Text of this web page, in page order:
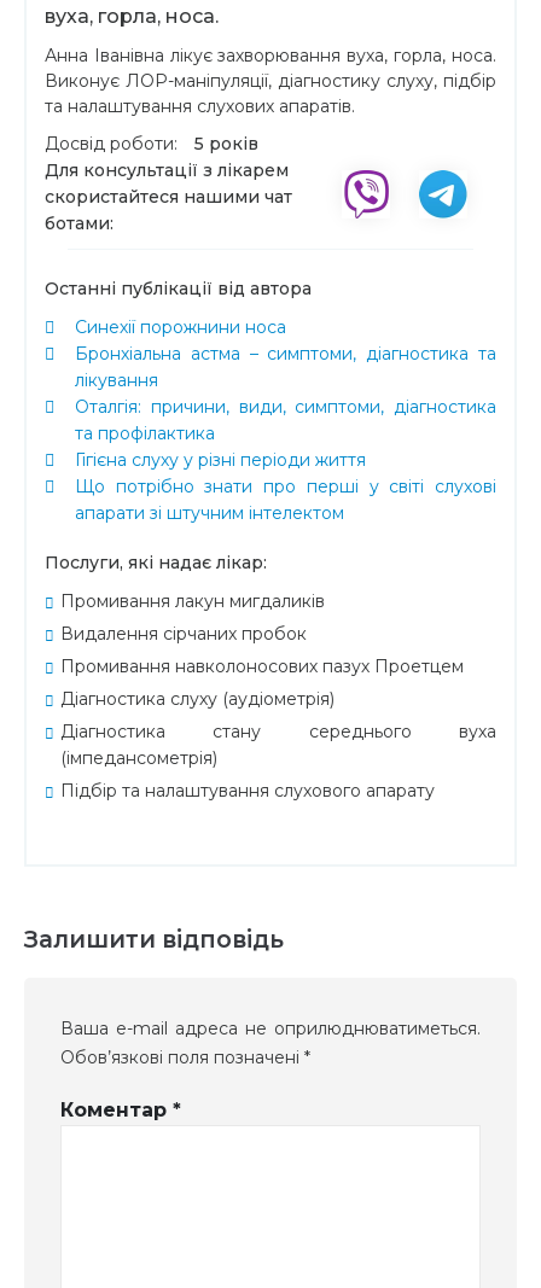
вуха, горла, носа.
Анна Іванівна лікує захворювання вуха, горла, носа.
Виконує ЛОР-маніпуляції, діагностику слуху, підбір
та налаштування слухових апаратів.
Досвід роботи:
5 років
Для консультації з лікарем
скористайтеся нашими чат
ботами:
Останні публікації від автора
Синехії порожнини носа
Бронхіальна астма – симптоми, діагностика та
лікування
Оталгія: причини, види, симптоми, діагностика
та профілактика
Гігієна слуху у різні періоди життя
Що потрібно знати про перші у світі слухові
апарати зі штучним інтелектом
Послуги, які надає лікар:
Промивання лакун мигдаликів
Видалення сірчаних пробок
Промивання навколоносових пазух Проетцем
Діагностика слуху (аудіометрія)
Діагностика стану середнього вуха
(імпедансометрія)
Підбір та налаштування слухового апарату
Залишити відповідь
Ваша e-mail адреса не оприлюднюватиметься.
Обов’язкові поля позначені *
Коментар *